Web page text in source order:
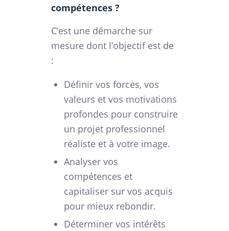
compétences ?
C’est une démarche sur
mesure dont l’objectif est de
:
Définir vos forces, vos
valeurs et vos motivations
profondes pour construire
un projet professionnel
réaliste et à votre image.
Analyser vos
compétences et
capitaliser sur vos acquis
pour mieux rebondir.
Déterminer vos intérêts